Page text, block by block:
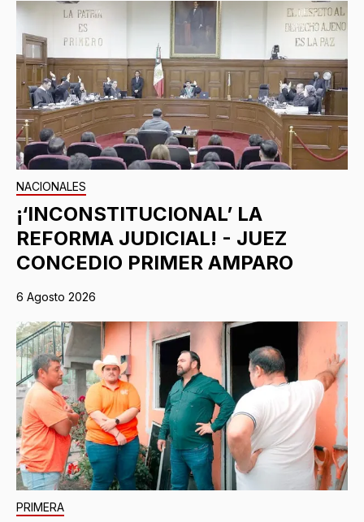
NACIONALES
¡‘INCONSTITUCIONAL’ LA
REFORMA JUDICIAL! - JUEZ
CONCEDIO PRIMER AMPARO
6 Agosto 2026
PRIMERA